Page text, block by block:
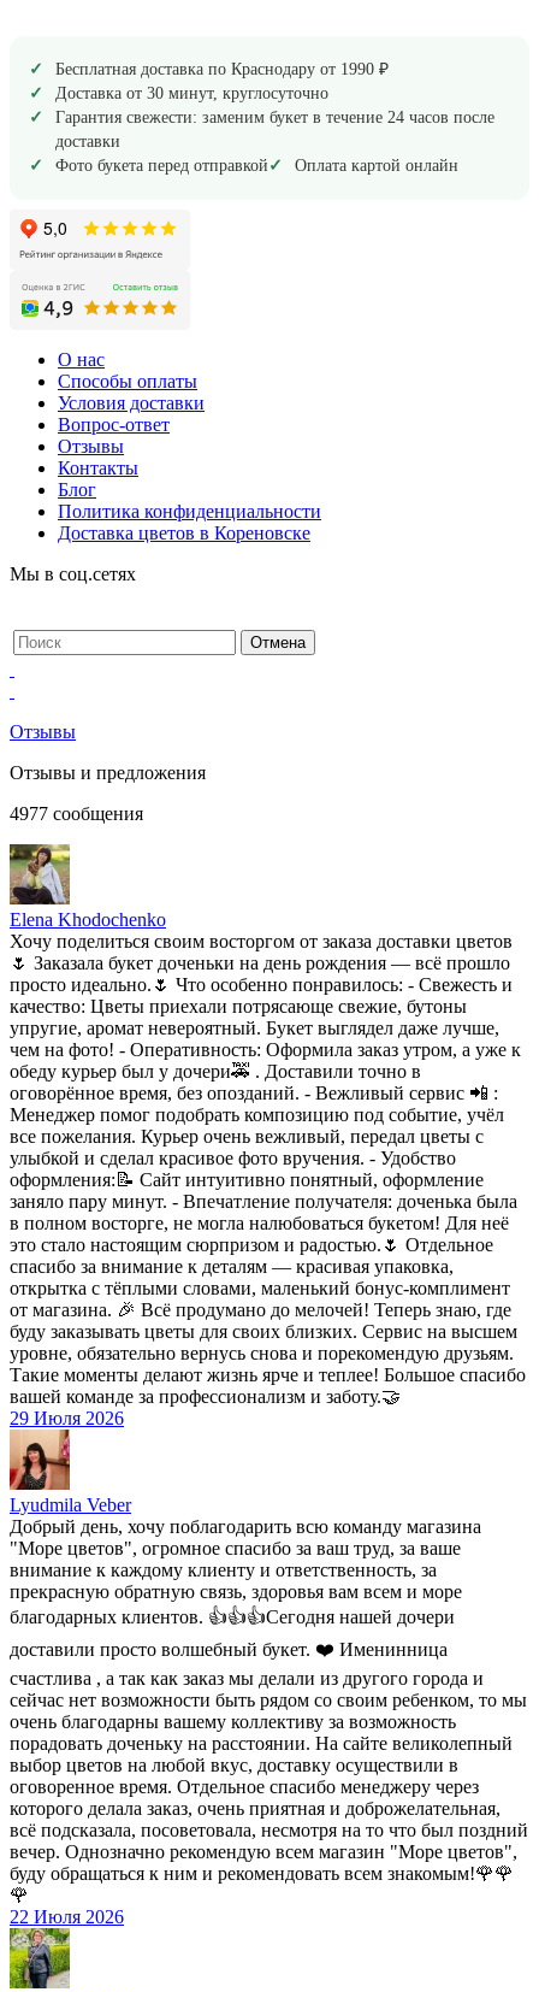
Бесплатная доставка по Краснодару от 1990 ₽
Доставка от 30 минут, круглосуточно
Гарантия свежести: заменим букет в течение 24 часов после
доставки
Фото букета перед отправкой
Оплата картой онлайн
О нас
Способы оплаты
Условия доставки
Вопрос-ответ
Отзывы
Контакты
Блог
Политика конфиденциальности
Доставка цветов в Кореновске
Мы в соц.сетях
Отзывы
Отзывы и предложения
4977 сообщения
Elena Khodochenko
Хочу поделиться своим восторгом от заказа доставки цветов
🌷 Заказала букет доченьки на день рождения — всё прошло
просто идеально.🌷 Что особенно понравилось: - Свежесть и
качество: Цветы приехали потрясающе свежие, бутоны
упругие, аромат невероятный. Букет выглядел даже лучше,
чем на фото! - Оперативность: Оформила заказ утром, а уже к
обеду курьер был у дочери🚕 . Доставили точно в
оговорённое время, без опозданий. - Вежливый сервис 📲 :
Менеджер помог подобрать композицию под событие, учёл
все пожелания. Курьер очень вежливый, передал цветы с
улыбкой и сделал красивое фото вручения. - Удобство
оформления:📝 Сайт интуитивно понятный, оформление
заняло пару минут. - Впечатление получателя: доченька была
в полном восторге, не могла налюбоваться букетом! Для неё
это стало настоящим сюрпризом и радостью.🌷 Отдельное
спасибо за внимание к деталям — красивая упаковка,
открытка с тёплыми словами, маленький бонус-комплимент
от магазина. 🎉 Всё продумано до мелочей! Теперь знаю, где
буду заказывать цветы для своих близких. Сервис на высшем
уровне, обязательно вернусь снова и порекомендую друзьям.
Такие моменты делают жизнь ярче и теплее! Большое спасибо
вашей команде за профессионализм и заботу.🤝
29 Июля 2026
Lyudmila Veber
Добрый день, хочу поблагодарить всю команду магазина
"Море цветов", огромное спасибо за ваш труд, за ваше
внимание к каждому клиенту и ответственность, за
прекрасную обратную связь, здоровья вам всем и море
благодарных клиентов. 👍👍👍Сегодня нашей дочери
доставили просто волшебный букет. ❤️ Именинница
счастлива , а так как заказ мы делали из другого города и
сейчас нет возможности быть рядом со своим ребенком, то мы
очень благодарны вашему коллективу за возможность
порадовать доченьку на расстоянии. На сайте великолепный
выбор цветов на любой вкус, доставку осуществили в
оговоренное время. Отдельное спасибо менеджеру через
которого делала заказ, очень приятная и доброжелательная,
всё подсказала, посоветовала, несмотря на то что был поздний
вечер. Однозначно рекомендую всем магазин "Море цветов",
буду обращаться к ним и рекомендовать всем знакомым!🌹🌹
🌹
22 Июля 2026